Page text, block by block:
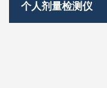
个人剂量检测仪